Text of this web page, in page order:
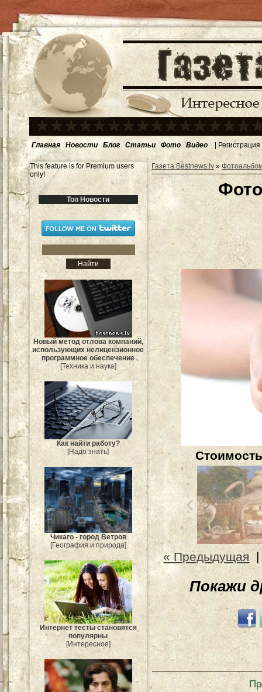
Главная Новости Блог Статьи Фото Видео | Регистрация
This feature is for Premium users
only!
Топ Новости
Новый метод отлова компаний,
использующих нелицензионное
программное обеспечение
[Техника и наука]
Как найти работу?
[Надо знать]
Чикаго - город Ветров
[География и природа]
Интернет тесты становятся
популярны
[Интересное]
Газета Bestnews.lv»
« Предыдущая
Покажи